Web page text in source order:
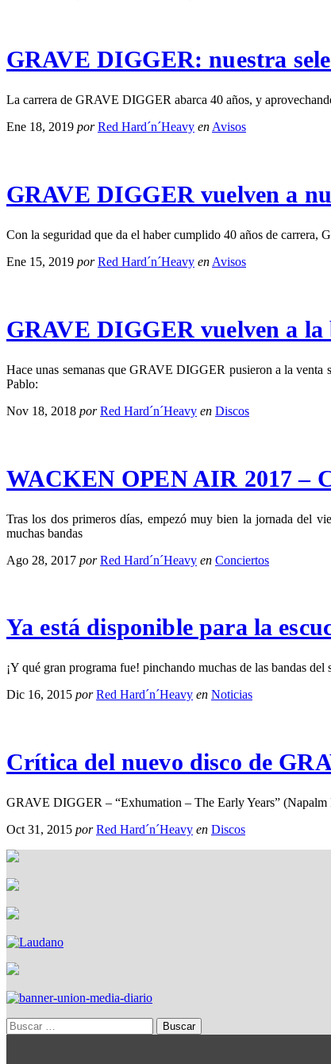
GRAVE DIGGER: nuestra
La carrera de GRAVE DIGGER abarca 40 años, y
Ene 18, 2019 por Red Hard´n´Heavy en Avisos
GRAVE DIGGER vuelven a
Con la seguridad que da el haber cumplido 40 años de
Ene 15, 2019 por Red Hard´n´Heavy en Avisos
GRAVE DIGGER vuelven a la
Hace unas semanas que GRAVE DIGGER pusieron a la venta
Pablo:
Nov 18, 2018 por Red Hard´n´Heavy en Discos
WACKEN OPEN AIR 2017 –
Tras los dos primeros días, empezó muy bien la jornada del
muchas bandas
Ago 28, 2017 por Red Hard´n´Heavy en Conciertos
Ya está disponible para la
¡Y qué gran programa fue! pinchando muchas de las bandas
Dic 16, 2015 por Red Hard´n´Heavy en Noticias
Crítica del nuevo disco de
GRAVE DIGGER – “Exhumation – The Early Years”
Oct 31, 2015 por Red Hard´n´Heavy en Discos